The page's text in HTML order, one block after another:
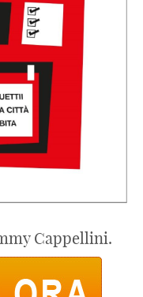
Cappellini.